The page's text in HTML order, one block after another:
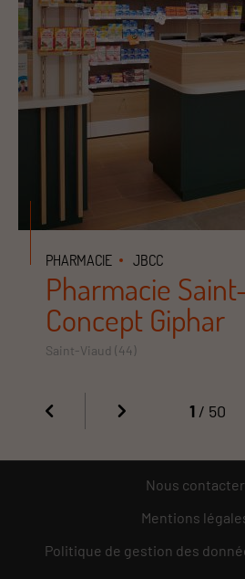
PHARMACIE JBCC
Pharmacie
Concept Giphar
Saint-Viaud (44)
1 / 50
Nous contacter
Mentions
Politique de gestion des